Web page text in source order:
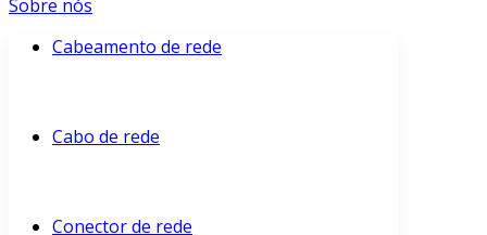
Sobre nós
Cabeamento de rede
Cabo de rede
Conector de rede